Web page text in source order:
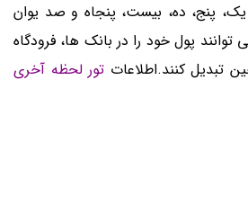
پنج، ده، بیست، پنجاه و صد یوان
پول خود را در بانک ها، فرودگاه
تبدیل کنند.اطلاعات تور لحظه آخری